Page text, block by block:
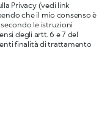
Privacy (vedi link
che il mio consenso è
le istruzioni
degli artt. 6 e 7 del
finalità di trattamento